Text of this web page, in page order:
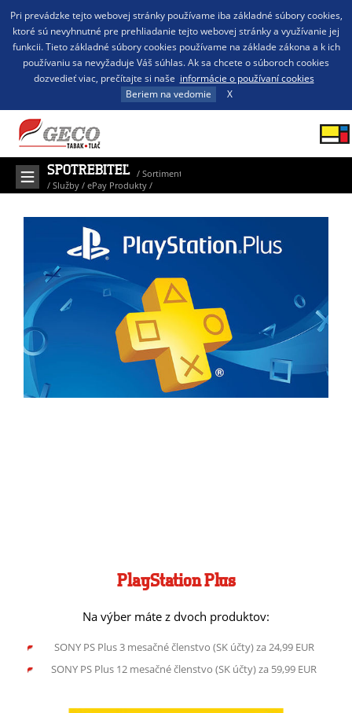
Pri prevádzke tejto webovej stránky používame iba základné súbory cookies,
ktoré sú nevyhnutné pre prehliadanie tejto webovej stránky a využívanie jej
funkcii. Tieto základné súbory cookies používame na základe zákona a k ich
používaniu sa nevyžaduje Váš súhlas. Ak sa chcete o súboroch cookies
dozvedieť viac, prečítajte si naše informácie o používaní cookies
Beriem na vedomie
X
SPOTREBITEĽ / Sortiment
/ Služby / ePay Produkty /
PlayStation Plus
PlayStation Plus
Na výber máte z dvoch produktov:
SONY PS Plus 3 mesačné členstvo (SK účty) za 24,99 EUR
SONY PS Plus 12 mesačné členstvo (SK účty) za 59,99 EUR